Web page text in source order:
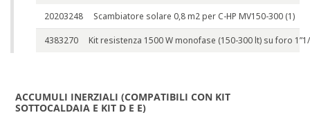
20203248 Scambiatore solare 0,8 m2 per C-HP MV150-300 (1)
4383270 Kit resistenza 1500 W monofase (150-300 lt) su foro
ACCUMULI INERZIALI (COMPATIBILI CON KIT
SOTTOCALDAIA E KIT D E E)